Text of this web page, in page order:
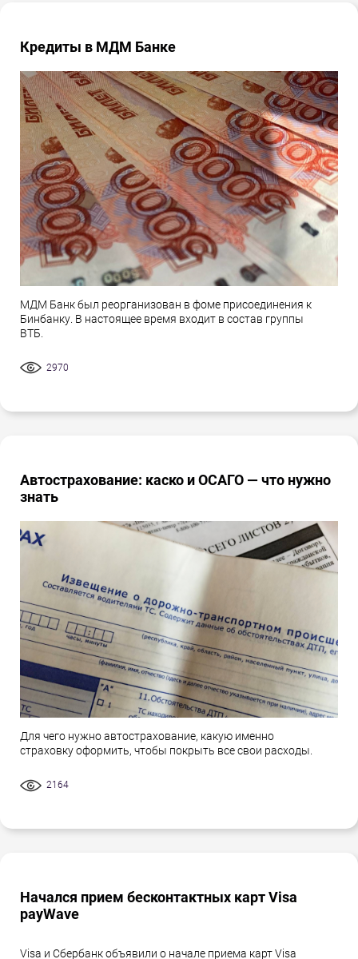
Кредиты в МДМ Банке
МДМ Банк был реорганизован в фоме присоединения к
Бинбанку. В настоящее время входит в состав группы
ВТБ.
2970
Автострахование: каско и ОСАГО — что нужно
знать
Для чего нужно автострахование, какую именно
страховку оформить, чтобы покрыть все свои расходы.
2164
Начался прием бесконтактных карт Visa
payWave
Visa и Сбербанк объявили о начале приема карт Visa